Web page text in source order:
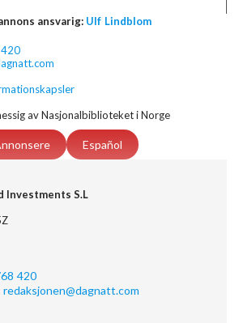
ansvarig: Ulf Lindblom
av Nasjonalbiblioteket i Norge
Español
Investments S.L
420
redaksjonen@dagnatt.com